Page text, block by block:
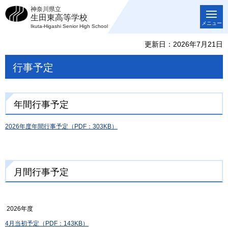
神奈川県立
生田東高等学校
Ikuta-Higashi Senior High School
メニュー
更新日：2026年7月21日
行事予定
年間行事予定
2026年度年間行事予定（PDF：303KB）
月間行事予定
2026年度
4月当初予定（PDF：143KB）